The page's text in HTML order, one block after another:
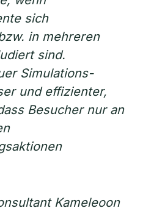
sich
in mehreren
sind.
Simulations-
und effizienter,
Besucher nur an
Kameleoon